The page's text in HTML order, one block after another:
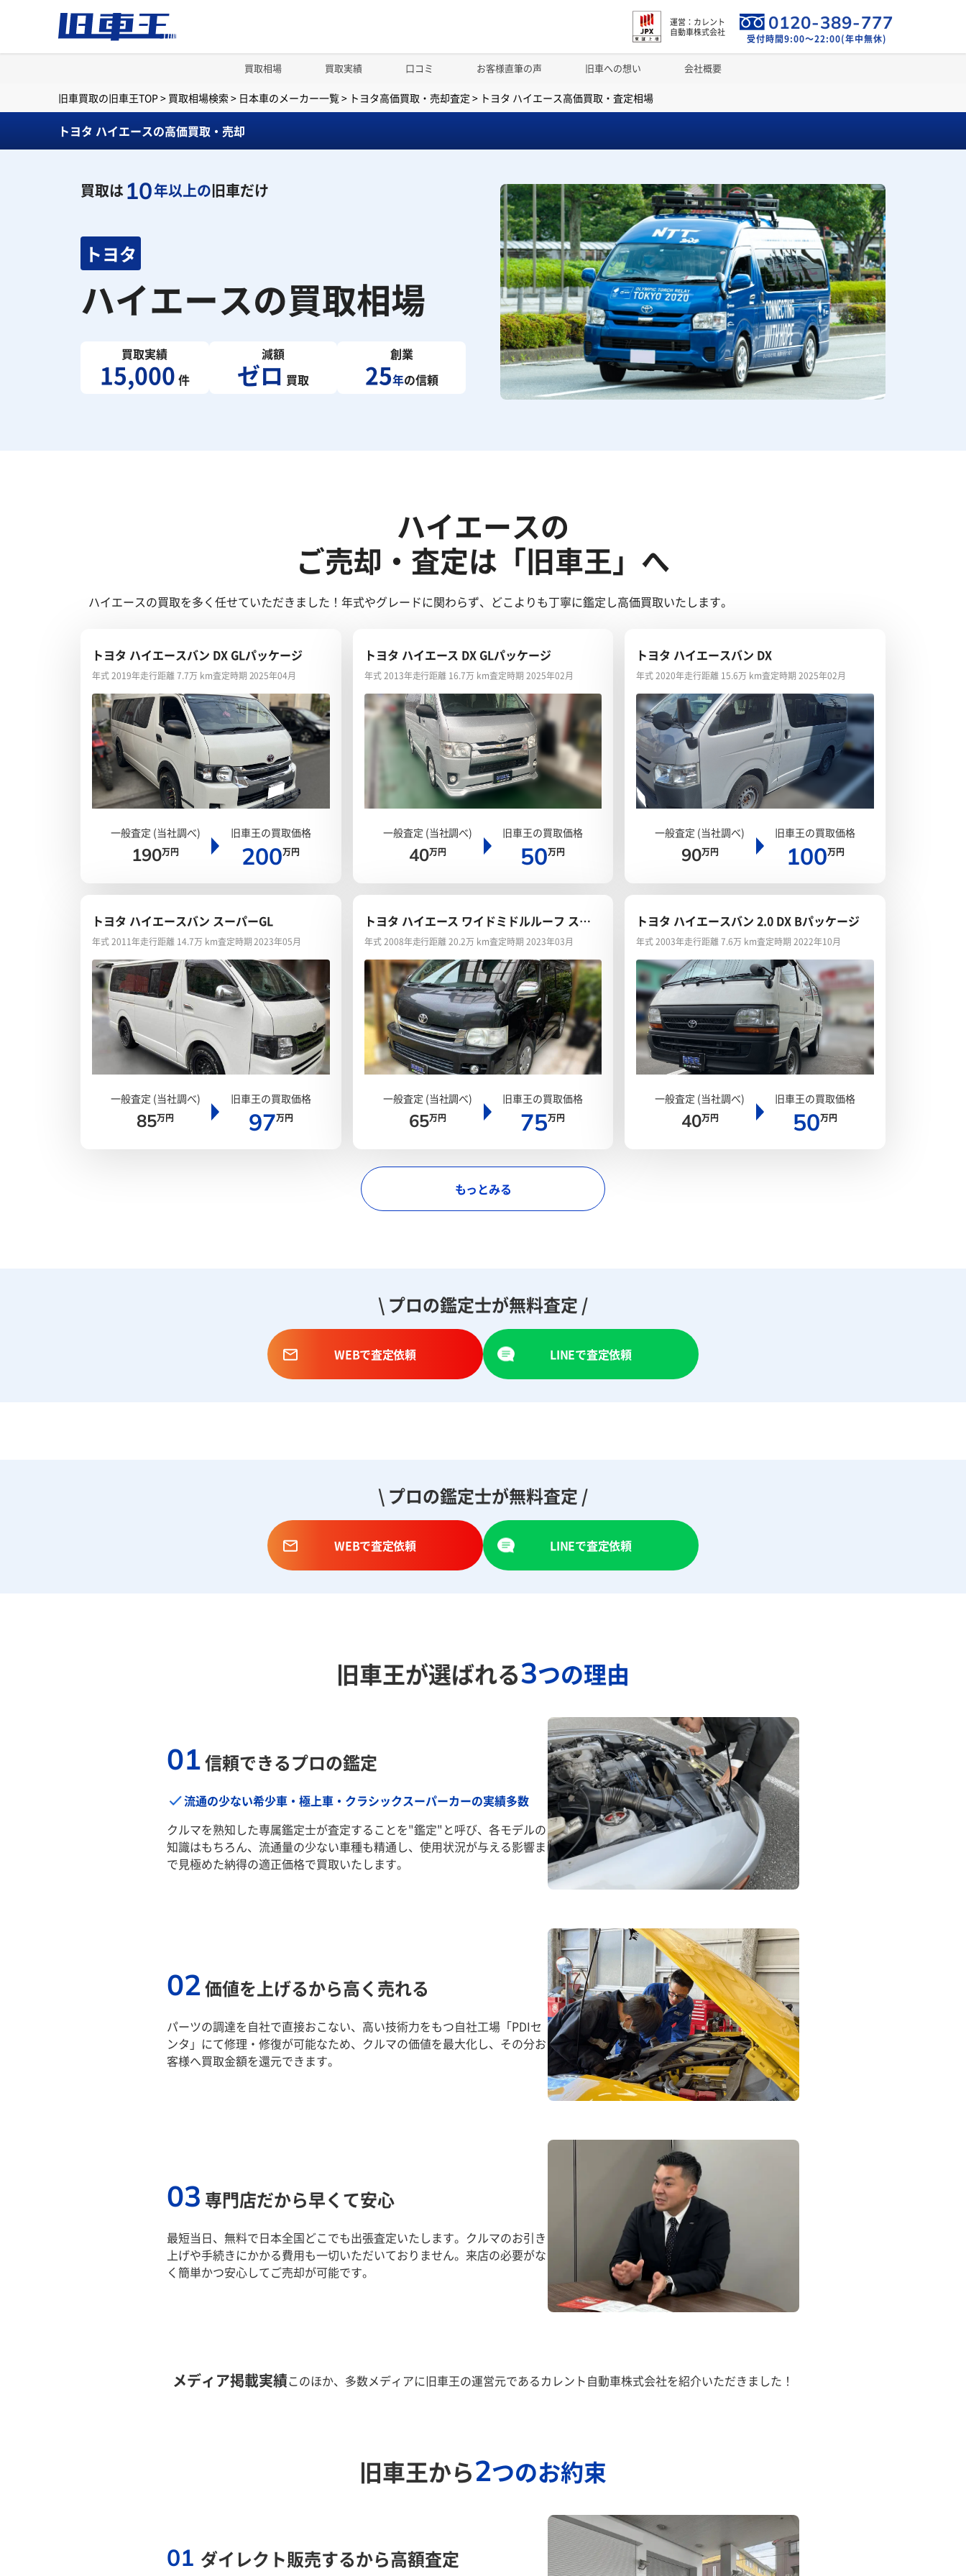
運営：カレント
自動車株式会社
0120-389-777
受付時間9:00～22:00(年中無休)
買取相場 買取実績 口コミ お客様直筆の声 旧車への想い 会社概要
旧車買取の旧車王TOP > 買取相場検索 > 日本車のメーカー一覧> トヨタ高価買取・売却査定 > トヨタ ハイエース高価買取・査定相場
トヨタ ハイエースの高価買取・売却
買取は10年以上の旧車だけ
トヨタ
ハイエースの買取相場
買取実績
15,000 件
減額
ゼロ 買取
創業
25年の信頼
ハイエースの
ご売却・査定は「旧車王」へ
ハイエースの買取を多く任せていただきました！年式やグレードに関わらず、どこよりも丁寧に鑑定し高価買取いたします。
トヨタ ハイエースバン DX GLパッケージ
年式 2019年走行距離 7.7万 km査定時期 2025年04月
一般査定 (当社調べ)
190万円
旧車王の買取価格
200万円
トヨタ ハイエース DX GLパッケージ
年式 2013年走行距離 16.7万 km査定時期 2025年02月
一般査定 (当社調べ)
40万円
旧車王の買取価格
50万円
トヨタ ハイエースバン DX
年式 2020年走行距離 15.6万 km査定時期 2025年02月
一般査定 (当社調べ)
90万円
旧車王の買取価格
100万円
トヨタ ハイエースバン スーパーGL
年式 2011年走行距離 14.7万 km査定時期 2023年05月
一般査定 (当社調べ)
85万円
旧車王の買取価格
97万円
トヨタ ハイエース ワイドミドルルーフ スー
パーGL
年式 2008年走行距離 20.2万 km査定時期 2023年03月
一般査定 (当社調べ)
65万円
旧車王の買取価格
75万円
トヨタ ハイエースバン 2.0 DX Bパッケージ
年式 2003年走行距離 7.6万 km査定時期 2022年10月
一般査定 (当社調べ)
40万円
旧車王の買取価格
50万円
もっとみる
\ プロの鑑定士が無料査定 /
WEBで査定依頼 LINEで査定依頼
\ プロの鑑定士が無料査定 /
WEBで査定依頼 LINEで査定依頼
旧車王が選ばれる3つの理由
01信頼できるプロの鑑定
流通の少ない希少車・極上車・クラシックスーパーカーの実績多数
クルマを熟知した専属鑑定士が査定することを"鑑定"と呼び、各モデルの
知識はもちろん、流通量の少ない車種も精通し、使用状況が与える影響ま
で見極めた納得の適正価格で買取いたします。
02価値を上げるから高く売れる
パーツの調達を自社で直接おこない、高い技術力をもつ自社工場「PDIセ
ンタ」にて修理・修復が可能なため、クルマの価値を最大化し、その分お
客様へ買取金額を還元できます。
03 専門店だから早くて安心
最短当日、無料で日本全国どこでも出張査定いたします。クルマのお引き
上げや手続きにかかる費用も一切いただいておりません。来店の必要がな
く簡単かつ安心してご売却が可能です。
メディア掲載実績このほか、多数メディアに旧車王の運営元であるカレント自動車株式会社を紹介いただきました！
旧車王から2つのお約束
01 ダイレクト販売するから高額査定